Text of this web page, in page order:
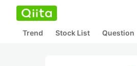
Trend Stock List Question